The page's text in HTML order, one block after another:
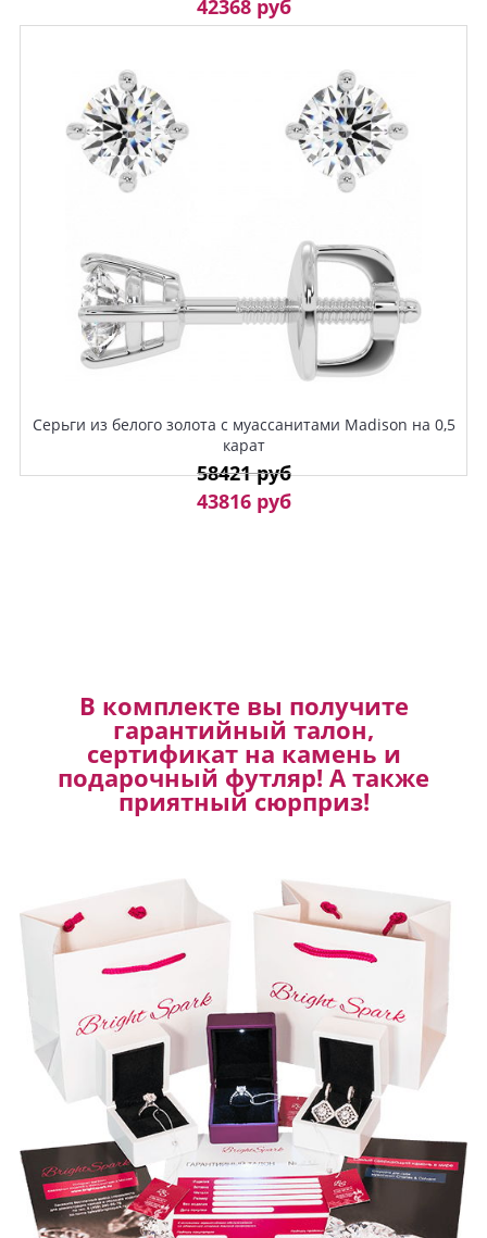
42368 руб
Серьги из белого золота с муассанитами Madison на 0,5
карат
58421 руб
43816 руб
В комплекте вы получите
гарантийный талон,
сертификат на камень и
подарочный футляр! А также
приятный сюрприз!